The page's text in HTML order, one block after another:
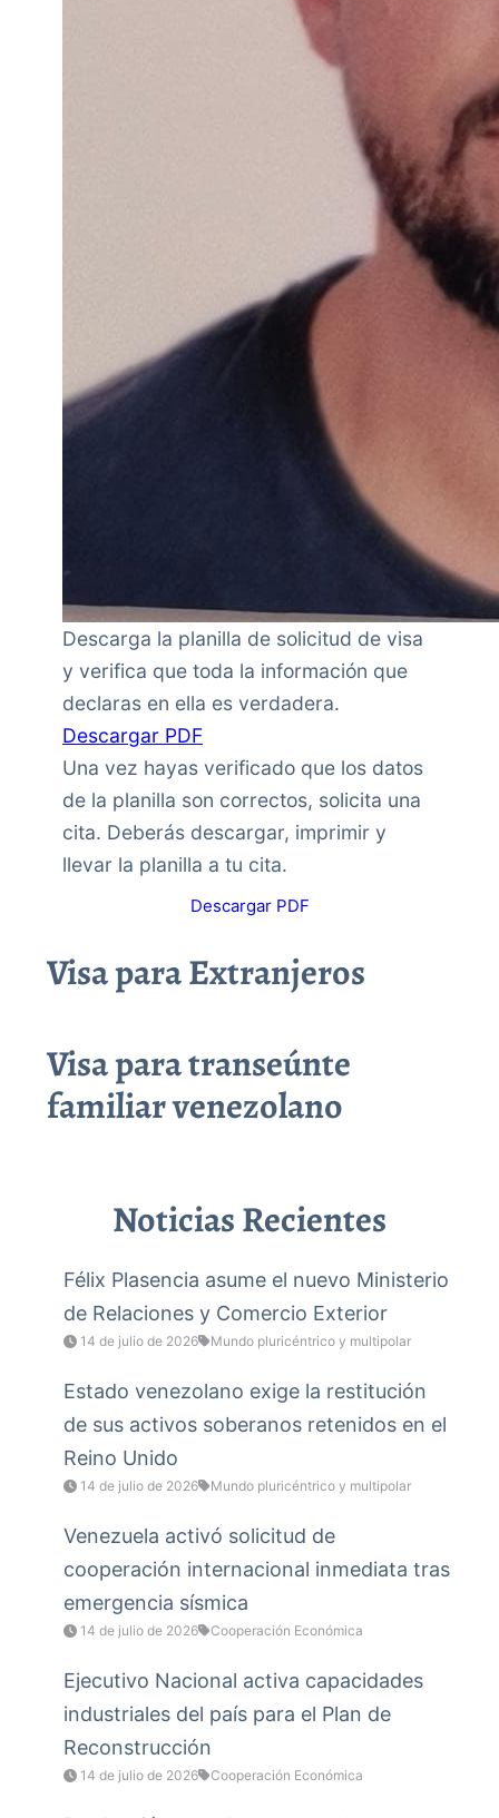
Descarga la planilla de solicitud de visa
y verifica que toda la información que
declaras en ella es verdadera.
Descargar PDF
Una vez hayas verificado que los datos
de la planilla son correctos, solicita una
cita. Deberás descargar, imprimir y
llevar la planilla a tu cita.
Descargar PDF
Visa para Extranjeros
Visa para transeúnte
familiar venezolano
Noticias Recientes
Félix Plasencia asume el nuevo Ministerio
de Relaciones y Comercio Exterior
14 de julio de 2026 Mundo pluricéntrico y multipolar
Estado venezolano exige la restitución
de sus activos soberanos retenidos en el
Reino Unido
14 de julio de 2026 Mundo pluricéntrico y multipolar
Venezuela activó solicitud de
cooperación internacional inmediata tras
emergencia sísmica
14 de julio de 2026 Cooperación Económica
Ejecutivo Nacional activa capacidades
industriales del país para el Plan de
Reconstrucción
14 de julio de 2026 Cooperación Económica